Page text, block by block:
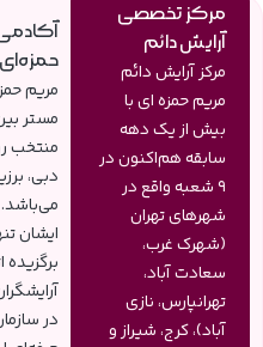
مرکز تخصصی
آرایش دائم
مرکز آرایش دائم
مریم حمزه ای با
بیش از یک دهه
سابقه هم‌اکنون در
9 شعبه واقع در
شهرهای تهران
(شهرک غرب،
سعادت آباد،
تهرانپارس، نازی
آباد)، کرج، شیراز و
حمزه‌ای
مریم
مستر
منتخب
دبی،
ایشان
برگزیده
در